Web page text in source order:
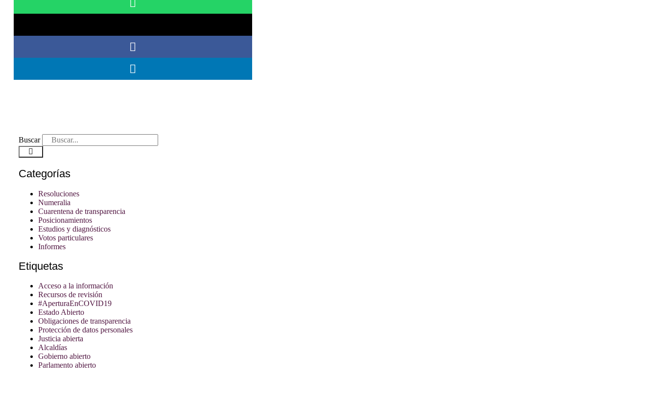
Buscar
Categorías
Resoluciones
Numeralia
Cuarentena de transparencia
Posicionamientos
Estudios y diagnósticos
Votos particulares
Informes
Etiquetas
Acceso a la información
Recursos de revisión
#AperturaEnCOVID19
Estado Abierto
Obligaciones de transparencia
Protección de datos personales
Justicia abierta
Alcaldías
Gobierno abierto
Parlamento abierto